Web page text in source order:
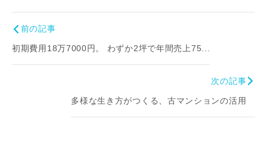
前の記事
初期費用18万7000円。 わずか2坪で年間売上75...
次の記事
多様な生き方がつくる、古マンションの活用